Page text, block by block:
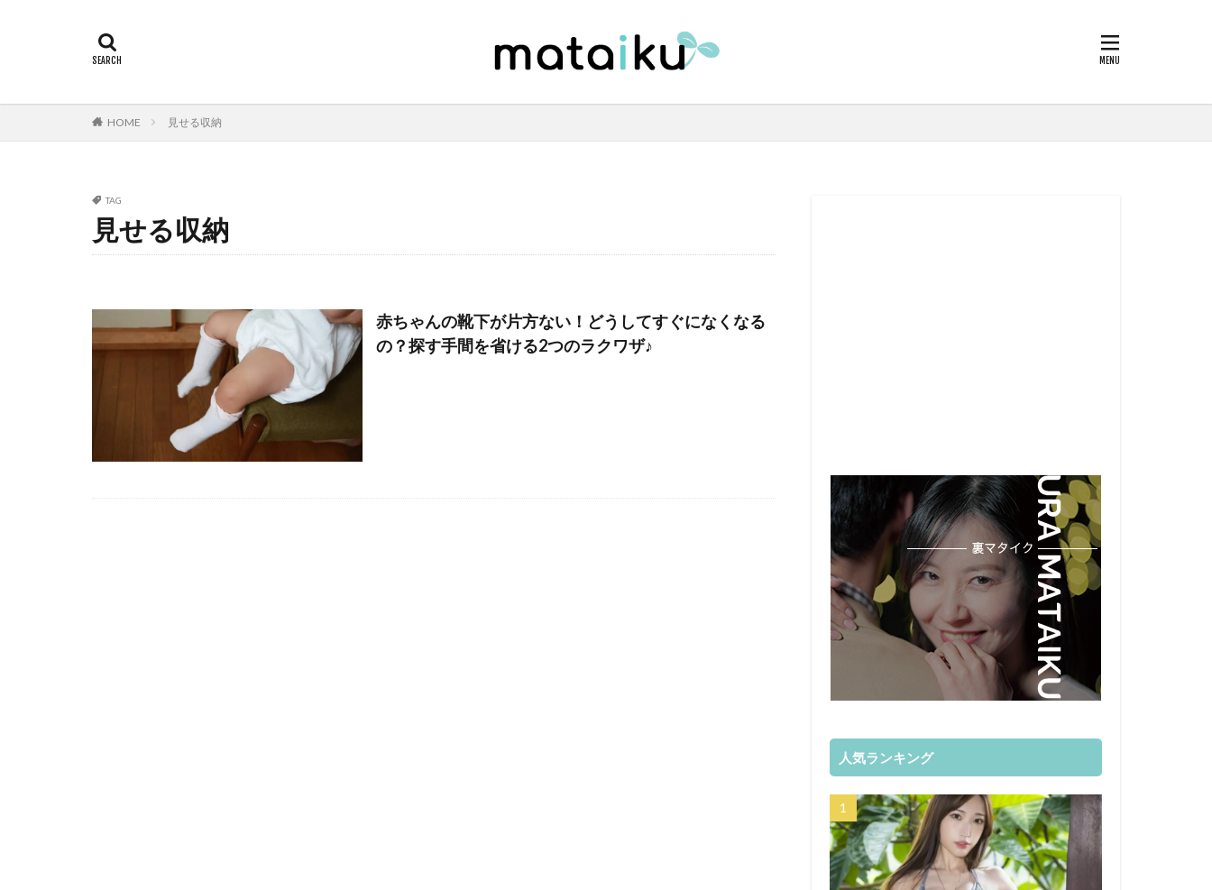
HOME 見せる収納
TAG
見せる収納
赤ちゃんの靴下が片方ない！どうしてすぐになくなる
の？探す手間を省ける2つのラクワザ♪
人気ランキング